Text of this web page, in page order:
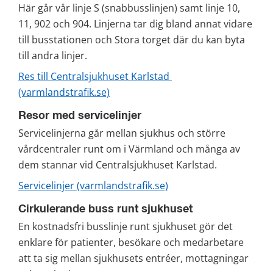
Här går vår linje S (snabbusslinjen) samt linje 10,
11, 902 och 904. Linjerna tar dig bland annat vidare
till busstationen och Stora torget där du kan byta
till andra linjer.
Res till Centralsjukhuset Karlstad
(varmlandstrafik.se)
Resor med servicelinjer
Servicelinjerna går mellan sjukhus och större
vårdcentraler runt om i Värmland och många av
dem stannar vid Centralsjukhuset Karlstad.
Servicelinjer (varmlandstrafik.se)
Cirkulerande buss runt sjukhuset
En kostnadsfri busslinje runt sjukhuset gör det
enklare för patienter, besökare och medarbetare
att ta sig mellan sjukhusets entréer, mottagningar